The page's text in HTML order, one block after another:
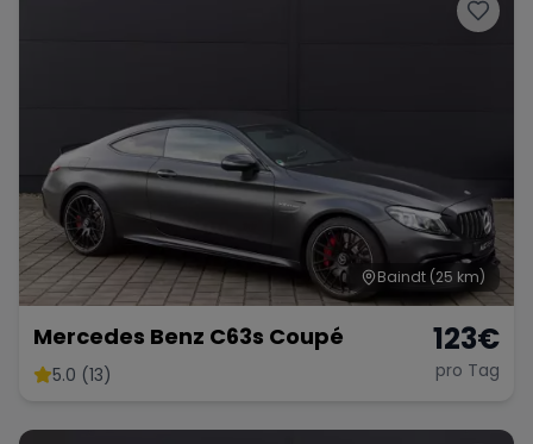
McLaren Ford Jaguar
Tesla Chevrolet Dodge
Bentley Rolls Royce Aston Martin
Wann
Zeitraum wählen
Baindt (25 km)
Mercedes Benz C63s Coupé
5.0 (13)
123€
pro Tag